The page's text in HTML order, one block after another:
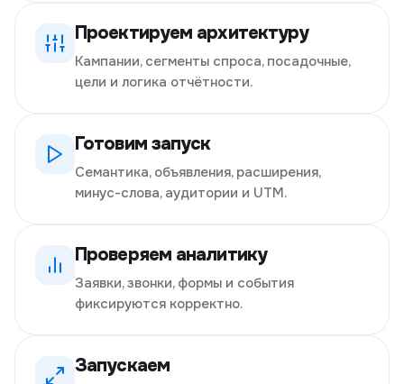
Проектируем архитектуру
Кампании, сегменты спроса, посадочные,
цели и логика отчётности.
Готовим запуск
Семантика, объявления, расширения,
минус-слова, аудитории и UTM.
Проверяем аналитику
Заявки, звонки, формы и события
фиксируются корректно.
Запускаем